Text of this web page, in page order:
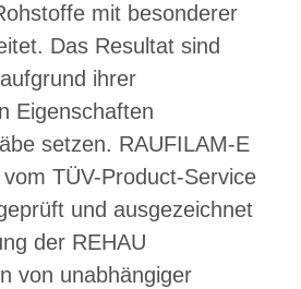
mit besonderer
Das Resultat sind
ihrer
Eigenschaften
setzen. RAUFILAM-E
TÜV-Product-Service
und ausgezeichnet
der REHAU
von unabhängiger